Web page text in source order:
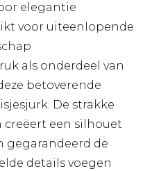
elegantie
voor uiteenlopende
als onderdeel van
betoverende
De strakke
een silhouet
gegarandeerd de
details voegen